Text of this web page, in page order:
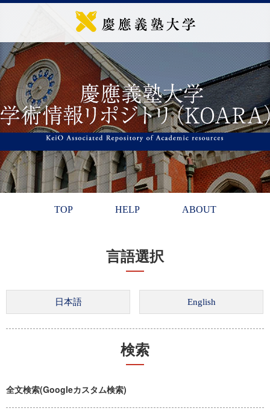
TOP HELP ABOUT
言語選択
検索
全文検索(Googleカスタム検索)